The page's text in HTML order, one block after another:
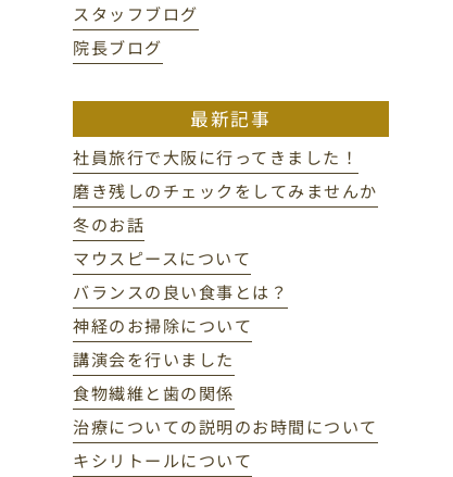
スタッフブログ
院長ブログ
最新記事
社員旅行で大阪に行ってきました！
磨き残しのチェックをしてみませんか
冬のお話
マウスピースについて
バランスの良い食事とは？
神経のお掃除について
講演会を行いました
食物繊維と歯の関係
治療についての説明のお時間について
キシリトールについて